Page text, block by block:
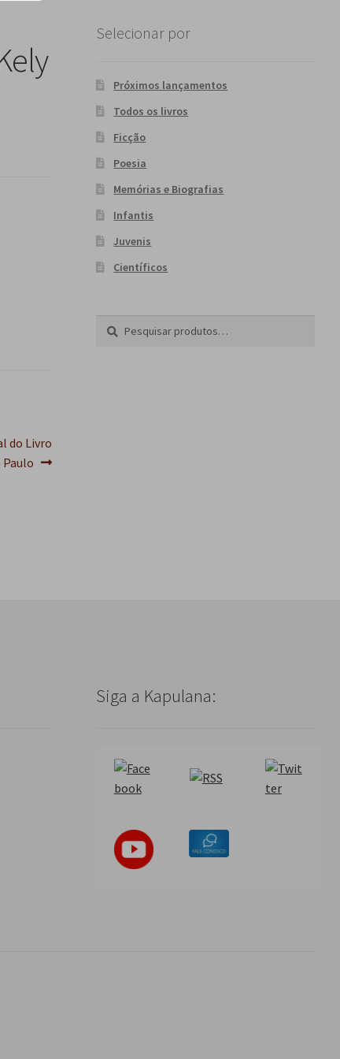
do Livro
Paulo
Selecionar por
Próximos lançamentos
Todos os livros
Ficção
Poesia
Memórias e Biografias
Infantis
Juvenis
Científicos
Pesquisar
Siga a Kapulana: